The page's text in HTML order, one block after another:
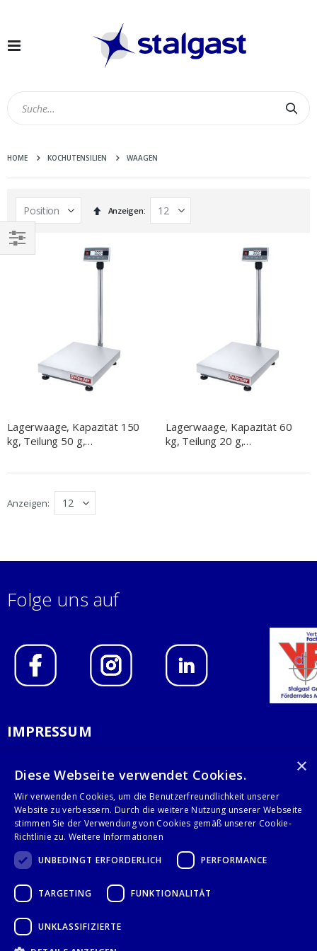
Navigation
HOME KOCHUTENSILIEN WAAGEN
In
absteigender
Anzeigen
Lagerwaage, Kapazität 150
kg, Teilung 50 g,
Lagerwaage, Kapazität 60
kg, Teilung 20 g,
Anzeigen
EINKAUFEN
Folge uns auf
IMPRESSUM
AGB
KONTAKT
Stalgast GmbH
28359 Bremen
+49 421 408844-0
×
Diese Webseite verwendet Cookies.
Wir verwenden Cookies, um die Benutzerfreundlichkeit unserer
Website zu verbessern. Durch die weitere Nutzung unserer Webseite
stimmen Sie der Verwendung von Cookies gemäß unserer Cookie-
Richtlinie zu. Weitere Informationen
UNBEDINGT ERFORDERLICH
PERFORMANCE
TARGETING FUNKTIONALITÄT
UNKLASSIFIZIERTE